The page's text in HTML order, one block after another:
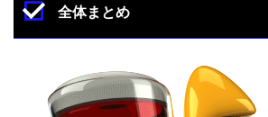
全体まとめ